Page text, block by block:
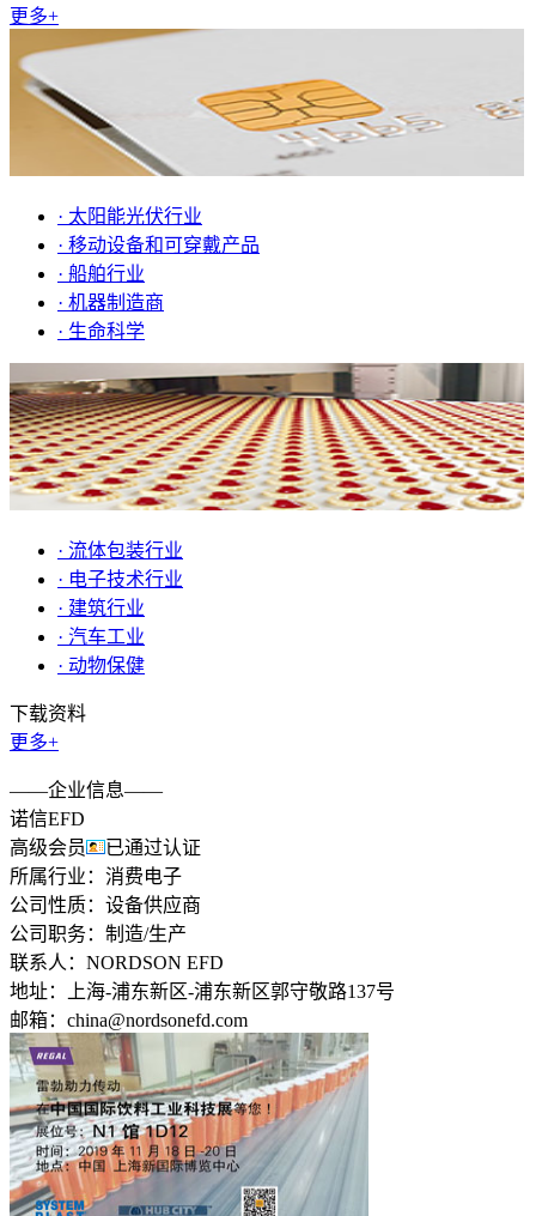
更多+
· 太阳能光伏行业
· 移动设备和可穿戴产品
· 船舶行业
· 机器制造商
· 生命科学
· 流体包装行业
· 电子技术行业
· 建筑行业
· 汽车工业
· 动物保健
下载资料
更多+
——企业信息——
诺信EFD
高级会员
已通过认证
所属行业： 消费电子
公司性质： 设备供应商
公司职务： 制造/生产
联系人： NORDSON EFD
地址：
上海-浦东新区-浦东新区郭守敬路137号
邮箱： china@nordsonefd.com